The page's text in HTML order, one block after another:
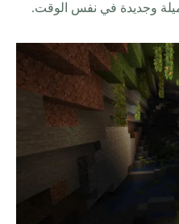
وجديدة في نفس الوقت.